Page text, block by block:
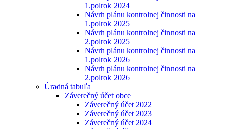
1.polrok 2024
Návrh plánu kontrolnej činnosti na
1.polrok 2025
Návrh plánu kontrolnej činnosti na
2.polrok 2025
Návrh plánu kontrolnej činnosti na
1.polrok 2026
Návrh plánu kontrolnej činnosti na
2.polrok 2026
Úradná tabuľa
Záverečný účet obce
Záverečný účet 2022
Záverečný účet 2023
Záverečný účet 2024